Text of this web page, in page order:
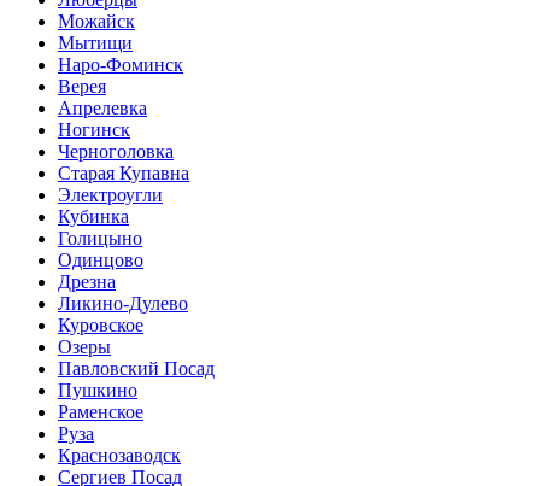
Можайск
Мытищи
Наро-Фоминск
Верея
Апрелевка
Ногинск
Черноголовка
Старая Купавна
Электроугли
Кубинка
Голицыно
Одинцово
Дрезна
Ликино-Дулево
Куровское
Озеры
Павловский Посад
Пушкино
Раменское
Руза
Краснозаводск
Сергиев Посад